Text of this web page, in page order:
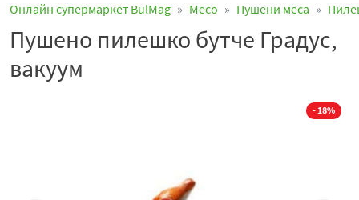
Онлайн супермаркет BulMag Месo Пушени меса
Пушено пилешко бутче Градус,
вакуум
- 18%